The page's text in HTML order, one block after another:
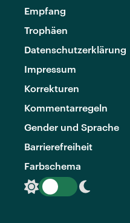
Empfang
Trophäen
Datenschutzerklärung
Impressum
Korrekturen
Kommentarregeln
Gender und Sprache
Barrierefreiheit
Farbschema